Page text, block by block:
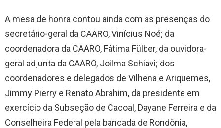
A mesa de honra contou ainda com as presenças do
secretário-geral da CAARO, Vinícius Noé; da
coordenadora da CAARO, Fátima Fülber, da ouvidora-
geral adjunta da CAARO, Joilma Schiavi; dos
coordenadores e delegados de Vilhena e Ariquemes,
Jimmy Pierry e Renato Abrahim, da presidente em
exercício da Subseção de Cacoal, Dayane Ferreira e da
Conselheira Federal pela bancada de Rondônia,